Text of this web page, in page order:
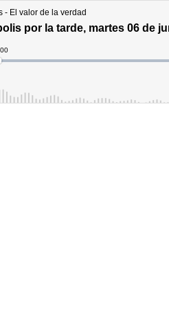
- El valor de la verdad
por la tarde, martes 06 de
: